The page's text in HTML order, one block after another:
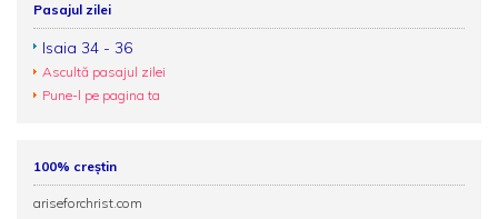
Pasajul zilei
Isaia 34 - 36
Ascultă pasajul zilei
Pune-l pe pagina ta
100% creștin
ariseforchrist.com